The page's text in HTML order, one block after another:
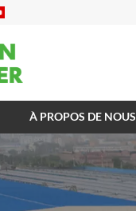
À PROPOS DE NOUS